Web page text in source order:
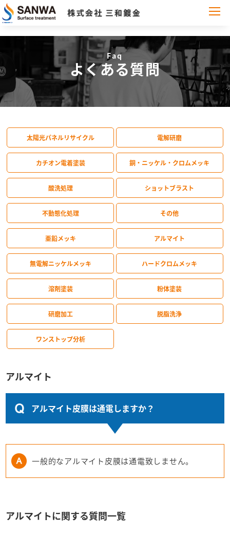
Faq
よくある質問
太陽光パネルリサイクル 電解研磨
カチオン電着塗装 銅・ニッケル・クロムメッキ
酸洗処理 ショットブラスト
不動態化処理 その他
亜鉛メッキ アルマイト
無電解ニッケルメッキ ハードクロムメッキ
溶剤塗装 粉体塗装
研磨加工 脱脂洗浄
ワンストップ分析
アルマイト
アルマイト皮膜は通電しますか？
一般的なアルマイト皮膜は通電致しません。
アルマイトに関する質問一覧